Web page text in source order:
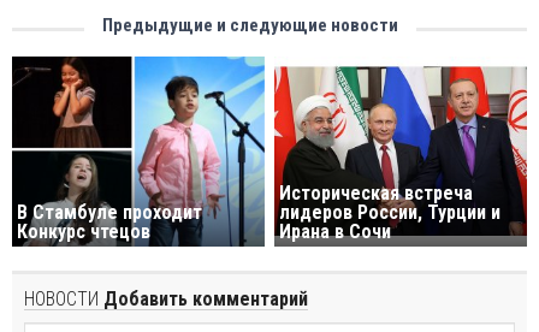
Предыдущие и следующие новости
В Стамбуле проходит
Конкурс чтецов
Историческая встреча
лидеров России, Турции и
Ирана в Сочи
НОВОСТИ Добавить комментарий